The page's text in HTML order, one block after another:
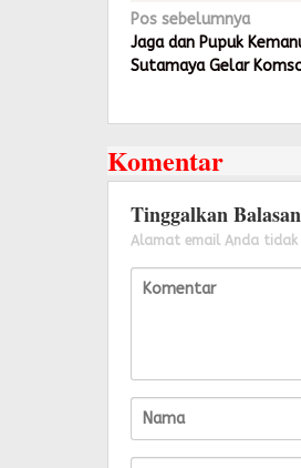
Navigasi
pos
Pos sebelumnya
Jaga dan Pupuk
Sutamaya Gelar
Komentar
Tinggalkan Balasan
Alamat email Anda tidak